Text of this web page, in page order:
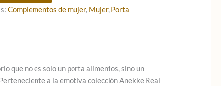
Complementos de mujer, Mujer, Porta
que no es solo un porta alimentos, sino un
a la emotiva colección Anekke Real